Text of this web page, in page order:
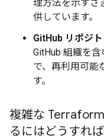
理方法を示すさ
供しています。
GitHub リポジ
GitHub 組織を
で、再利用可能
す。
複雑な
るにはどうすれ